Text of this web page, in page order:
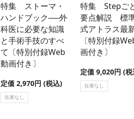
特集 ストーマ・
ハンドブック──外
科医に必要な知識
と手術手技のすべ
て〔特別付録Web
動画付き〕
定価 2,970円 (税込)
在庫なし
特集 Stepご
要点解説 標
式アトラス最
〔特別付録
画付き〕
定価 9,020円 (
在庫なし